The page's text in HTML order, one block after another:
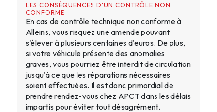
LES CONSÉQUENCES D'UN CONTRÔLE NON
CONFORME
En cas de contrôle technique non conforme à
Alleins, vous risquez une amende pouvant
s'élever à plusieurs centaines d'euros. De plus,
si votre véhicule présente des anomalies
graves, vous pourriez être interdit de circulation
jusqu'à ce que les réparations nécessaires
soient effectuées. Il est donc primordial de
prendre rendez-vous chez APCT dans les délais
impartis pour éviter tout désagrément.